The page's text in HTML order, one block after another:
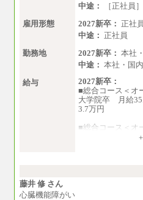
中途：
［正社員
雇用形態
2027新卒： 正社員
中途： 正社員
勤務地
2027新卒： 本社
中途： 本社・国
給与
2027新卒：
■総合コース＜オ
大学院卒 月給
3.7万円
■総合コース＜オ
大学院卒 月給
藤井 修 さん
心臓機能障がい